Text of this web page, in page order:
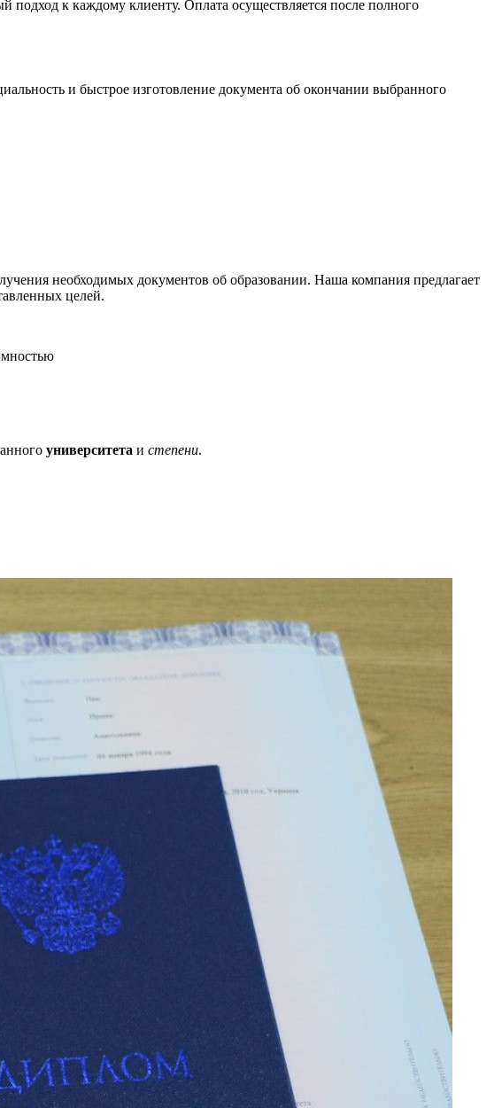
подход к каждому клиенту. Оплата осуществляется после полного
и быстрое изготовление документа об окончании выбранного
необходимых документов об образовании. Наша компания предлагает
целей.
университета и степени.